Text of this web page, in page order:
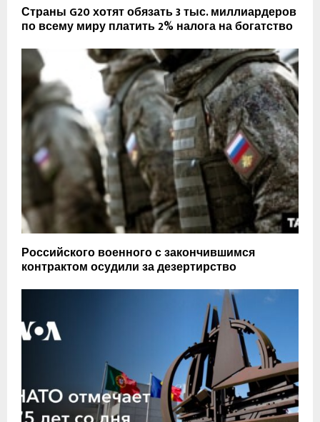
Страны G20 хотят обязать 3 тыс. миллиардеров
по всему миру платить 2% налога на богатство
Российского военного с закончившимся
контрактом осудили за дезертирство